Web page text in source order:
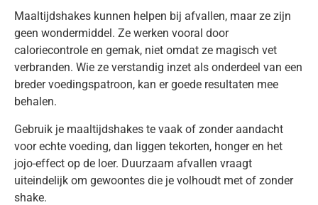
Maaltijdshakes kunnen helpen bij afvallen, maar ze zijn
geen wondermiddel. Ze werken vooral door
caloriecontrole en gemak, niet omdat ze magisch vet
verbranden. Wie ze verstandig inzet als onderdeel van een
breder voedingspatroon, kan er goede resultaten mee
behalen.
Gebruik je maaltijdshakes te vaak of zonder aandacht
voor echte voeding, dan liggen tekorten, honger en het
jojo-effect op de loer. Duurzaam afvallen vraagt
uiteindelijk om gewoontes die je volhoudt met of zonder
shake.